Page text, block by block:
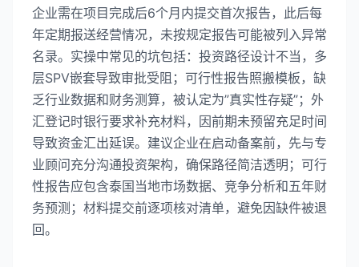
企业需在项目完成后6个月内提交首次报告，此后每
年定期报送经营情况，未按规定报告可能被列入异常
名录。实操中常见的坑包括：投资路径设计不当，多
层SPV嵌套导致审批受阻；可行性报告照搬模板，缺
乏行业数据和财务测算，被认定为”真实性存疑”；外
汇登记时银行要求补充材料，因前期未预留充足时间
导致资金汇出延误。建议企业在启动备案前，先与专
业顾问充分沟通投资架构，确保路径简洁透明；可行
性报告应包含泰国当地市场数据、竞争分析和五年财
务预测；材料提交前逐项核对清单，避免因缺件被退
回。